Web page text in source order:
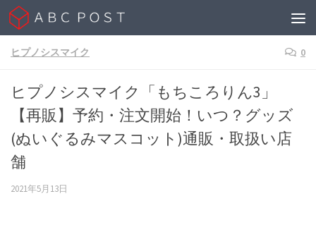
Skip to content
ヒプノシスマイク 0
ヒプノシスマイク「もちころりん3」
【再販】予約・注文開始！いつ？グッズ
(ぬいぐるみマスコット)通販・取扱い店
舗
2021年5月13日